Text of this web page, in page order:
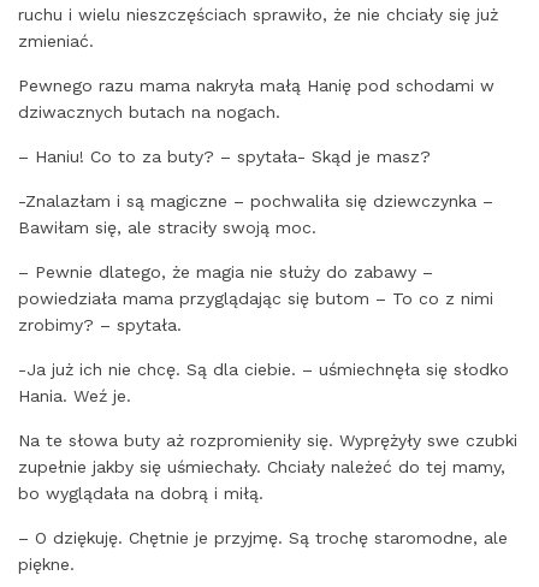
ruchu i wielu nieszczęściach sprawiło, że nie chciały się już
zmieniać.
Pewnego razu mama nakryła małą Hanię pod schodami w
dziwacznych butach na nogach.
– Haniu! Co to za buty? – spytała- Skąd je masz?
-Znalazłam i są magiczne – pochwaliła się dziewczynka –
Bawiłam się, ale straciły swoją moc.
– Pewnie dlatego, że magia nie służy do zabawy –
powiedziała mama przyglądając się butom – To co z nimi
zrobimy? – spytała.
-Ja już ich nie chcę. Są dla ciebie. – uśmiechnęła się słodko
Hania. Weź je.
Na te słowa buty aż rozpromieniły się. Wyprężyły swe czubki
zupełnie jakby się uśmiechały. Chciały należeć do tej mamy,
bo wyglądała na dobrą i miłą.
– O dziękuję. Chętnie je przyjmę. Są trochę staromodne, ale
piękne.